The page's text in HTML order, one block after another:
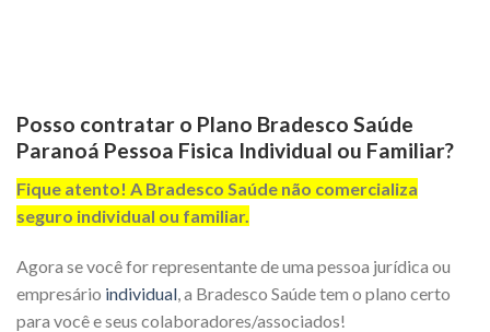
Posso contratar o Plano Bradesco Saúde
Paranoá Pessoa Fisica Individual ou Familiar?
Fique atento! A Bradesco Saúde não comercializa
seguro individual ou familiar.
Agora se você for representante de uma pessoa jurídica ou
empresário individual, a Bradesco Saúde tem o plano certo
para você e seus colaboradores/associados!